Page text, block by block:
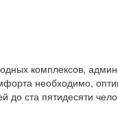
комплексов,
необходимо,
ста пятидесяти